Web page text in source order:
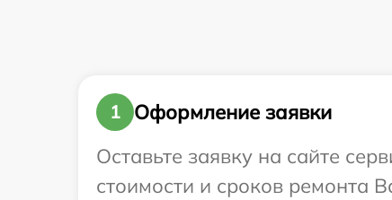
1
Оформление заявки
Оставьте заявку на сайте
стоимости и сроков ремонта